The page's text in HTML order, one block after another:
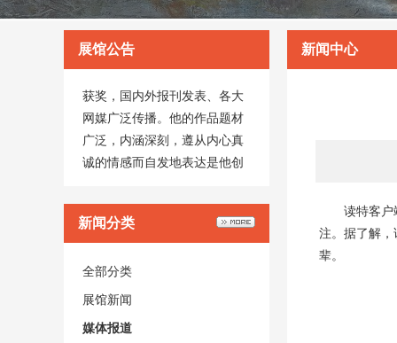
展馆公告
艺术家刘向明现居深圳从事油
画创作，作品入选各类展览、
获奖，国内外报刊发表、各大
网媒广泛传播。他的作品题材
广泛，内涵深刻，遵从内心真
诚的情感而自发地表达是他创
作的鲜明特色。
新闻分类
全部分类
展馆新闻
媒体报道
新闻中心
读特客户
注。据了解，
辈。